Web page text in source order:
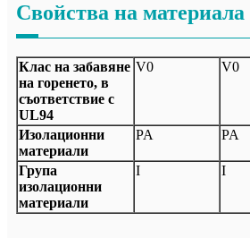
Свойства на материала
Клас на забавяне
на горенето, в
съответствие с
UL94
V0 V0
Изолационни
материали
PA PA
Група
изолационни
материали
I I